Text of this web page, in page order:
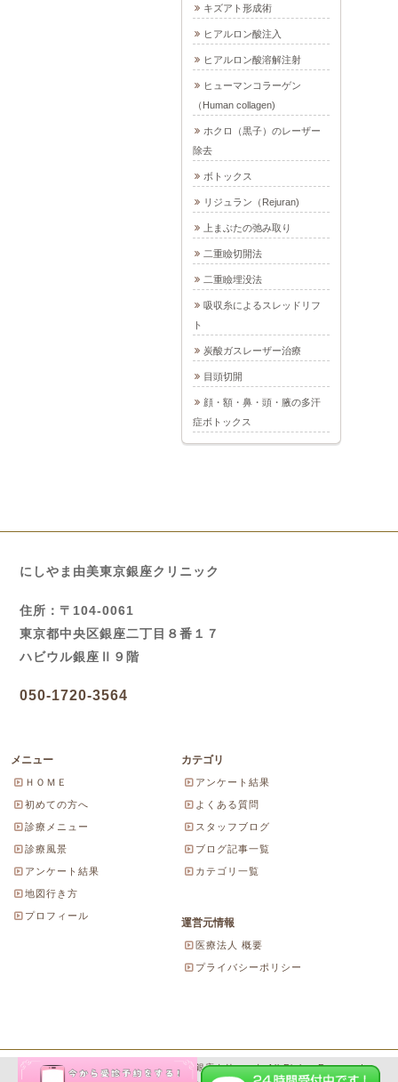
キズアト形成術
ヒアルロン酸注入
ヒアルロン酸溶解注射
ヒューマンコラーゲン
（Human collagen)
ホクロ（黒子）のレーザー
除去
ボトックス
リジュラン（Rejuran)
上まぶたの弛み取り
二重瞼切開法
二重瞼埋没法
吸収糸によるスレッドリフ
ト
炭酸ガスレーザー治療
目頭切開
顔・額・鼻・頭・腋の多汗
症ボトックス
にしやま由美東京銀座クリニック
住所：〒104-0061
東京都中央区銀座二丁目８番１７
ハビウル銀座Ⅱ９階
050-1720-3564
メニュー
ＨＯＭＥ
初めての方へ
診療メニュー
診療風景
アンケート結果
地図行き方
プロフィール
カテゴリ
アンケート結果
よくある質問
スタッフブログ
ブログ記事一覧
カテゴリ一覧
運営元情報
医療法人 概要
プライバシーポリシー
Copyright© 2026 にしやま由美東京銀座クリニック All Rights Reserved.